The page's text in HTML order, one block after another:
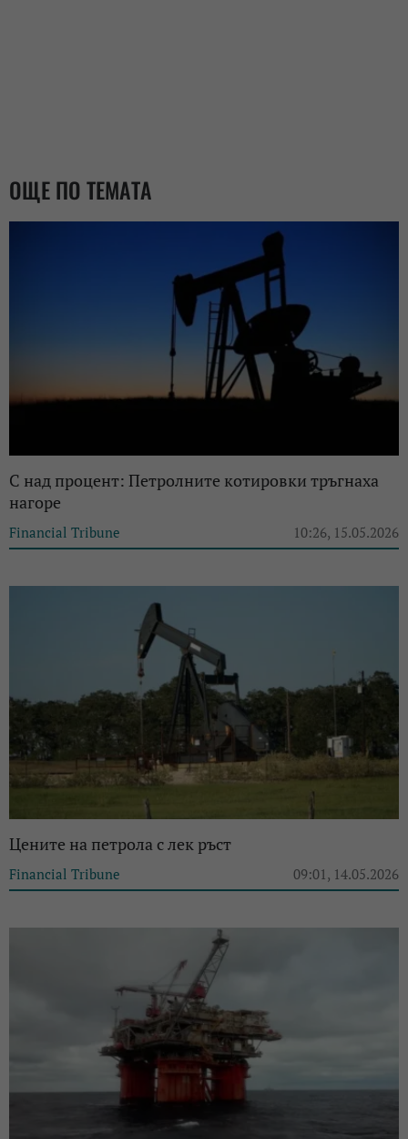
ОЩЕ ПО ТЕМАТА
С над процент: Петролните котировки тръгнаха
нагоре
Financial Tribune 10:26, 15.05.2026
Цените на петрола с лек ръст
Financial Tribune 09:01, 14.05.2026